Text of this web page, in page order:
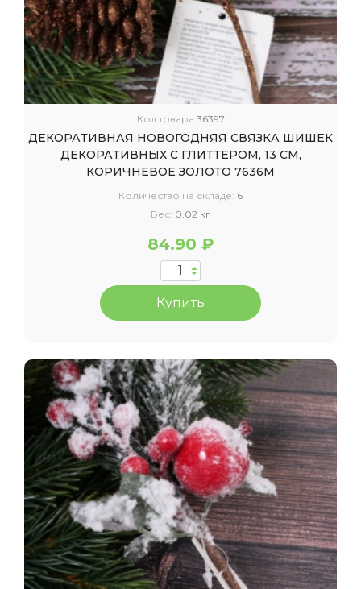
Код товара 36397
ДЕКОРАТИВНАЯ НОВОГОДНЯЯ СВЯЗКА ШИШЕК
ДЕКОРАТИВНЫХ С ГЛИТТЕРОМ, 13 СМ,
КОРИЧНЕВОЕ ЗОЛОТО 7636М
Количество на складе: 6
Вес: 0.02 кг
84.90 ₽
Купить